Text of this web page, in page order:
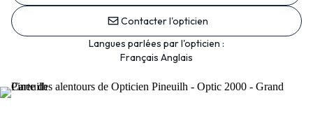
Contacter l'opticien
Langues parlées par l'opticien :
Français Anglais